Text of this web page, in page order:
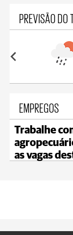
PREVISÃO DO
18°C
EMPREGOS
Trabalhe
as vagas